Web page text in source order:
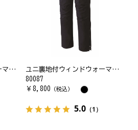
ユニ裏地付ウィンドウォーマーパンツ(フィットスタイル)
ユニ裏地付ウィンドウォーマーパンツ
80087
￥ 8,800 （税込）
5.0（1）